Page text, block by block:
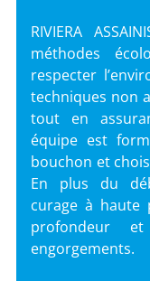
RIVIERA
méthodes
respecter
techniques non
tout en
équipe est
bouchon et
En plus du
curage à haute
profondeur
engorgements.